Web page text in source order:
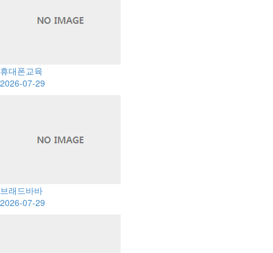
휴대폰교육
2026-07-29
브래드바바
2026-07-29